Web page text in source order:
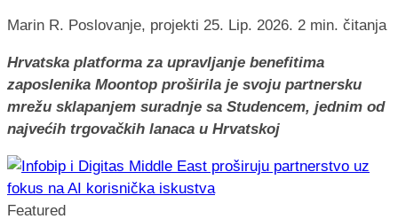
Marin R. Poslovanje, projekti 25. Lip. 2026. 2 min. čitanja
Hrvatska platforma za upravljanje benefitima
zaposlenika Moontop proširila je svoju partnersku
mrežu sklapanjem suradnje sa Studencem, jednim od
najvećih trgovačkih lanaca u Hrvatskoj
Featured